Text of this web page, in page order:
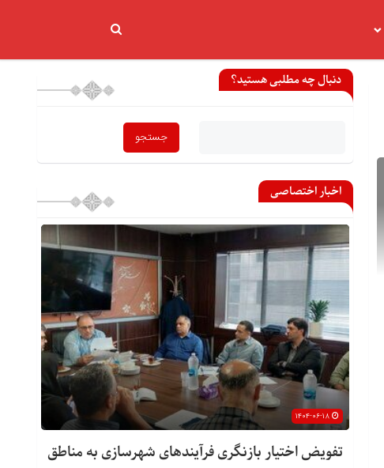
دنبال چه مطلبی هستید؟
اخبار اختصاصی
تفویض اختیار بازنگری فرآیندهای شهرسازی به مناطق